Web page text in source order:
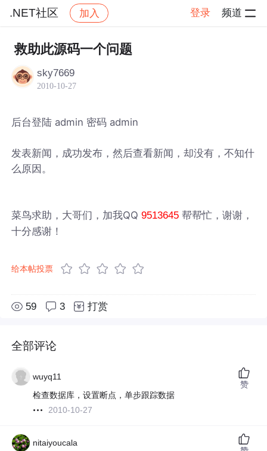
.NET社区 加入 登录 频道
社区 .NET社区 帖子详情
救助此源码一个问题
sky7669
2010-10-27
后台登陆 admin 密码 admin
发表新闻，成功发布，然后查看新闻，却没有，不知什
么原因。
菜鸟求助，大哥们，加我QQ9513645 帮帮忙，谢谢，
十分感谢！
给本帖投票
59 3 打赏
全部评论
wuyq11
检查数据库，设置断点，单步跟踪数据
2010-10-27
赞
nitaiyoucala